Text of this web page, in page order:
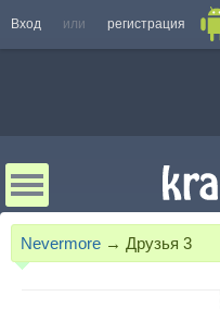
Вход или регистрация
Nevermore → Друзья 3